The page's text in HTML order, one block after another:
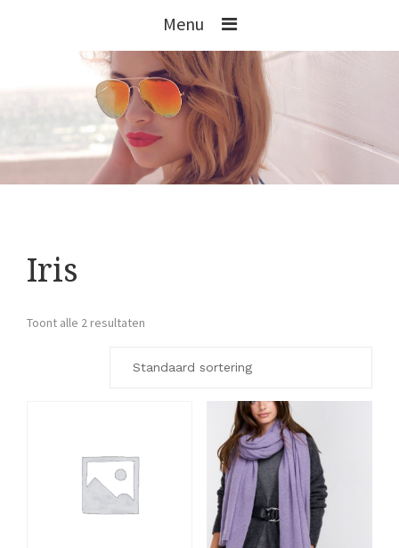
Menu
Iris
Toont alle 2 resultaten